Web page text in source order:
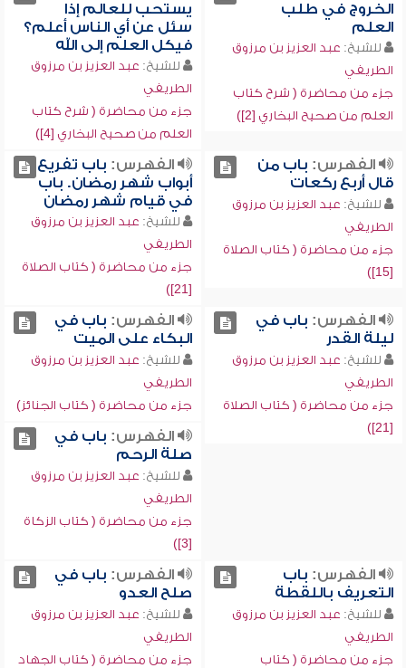
الخروج في طلب
العلم
للشيخ: عبد العزيز بن مرزوق
الطريفي
جزء من محاضرة ( شرح كتاب
العلم من صحيح البخاري [2])
يستحب للعالم إذا
سئل عن أي الناس أعلم؟
فيكل العلم إلى الله
للشيخ: عبد العزيز بن مرزوق
الطريفي
جزء من محاضرة ( شرح كتاب
العلم من صحيح البخاري [4])
الفهرس: باب من
قال أربع ركعات
للشيخ: عبد العزيز بن مرزوق
الطريفي
جزء من محاضرة ( كتاب الصلاة
[15])
الفهرس: باب تفريع
أبواب شهر رمضان. باب
في قيام شهر رمضان
للشيخ: عبد العزيز بن مرزوق
الطريفي
جزء من محاضرة ( كتاب الصلاة
[21])
الفهرس: باب في
ليلة القدر
للشيخ: عبد العزيز بن مرزوق
الطريفي
جزء من محاضرة ( كتاب الصلاة
[21])
الفهرس: باب في
البكاء على الميت
للشيخ: عبد العزيز بن مرزوق
الطريفي
جزء من محاضرة ( كتاب الجنائز)
الفهرس: باب في
صلة الرحم
للشيخ: عبد العزيز بن مرزوق
الطريفي
جزء من محاضرة ( كتاب الزكاة
[3])
الفهرس: باب
التعريف باللقطة
للشيخ: عبد العزيز بن مرزوق
الطريفي
جزء من محاضرة ( كتاب
الفهرس: باب في
صلح العدو
للشيخ: عبد العزيز بن مرزوق
الطريفي
جزء من محاضرة ( كتاب الجهاد